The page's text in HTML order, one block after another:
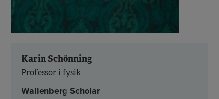
Karin Schönning
Professor i fysik
Wallenberg Scholar